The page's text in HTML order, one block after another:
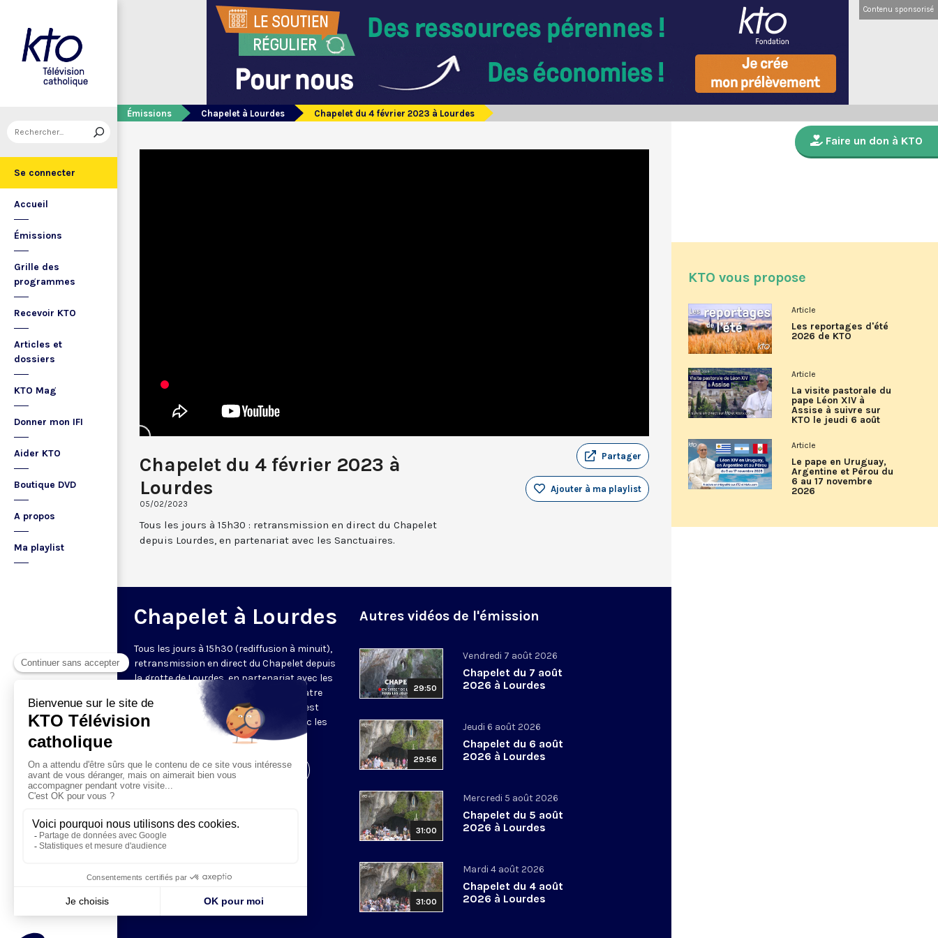
Se connecter
Accueil
Émissions
Grille des
programmes
Recevoir KTO
Articles et
dossiers
KTO Mag
Donner mon IFI
Aider KTO
Boutique DVD
A propos
Ma playlist
Contenu sponsorisé
Émissions Chapelet à Lourdes Chapelet du 4 février 2023 à Lourdes
Chapelet du 4 février 2023 à
Lourdes
05/02/2023
Partager
Ajouter à ma playlist
Tous les jours à 15h30 : retransmission en direct du Chapelet
depuis Lourdes, en partenariat avec les Sanctuaires.
Chapelet à Lourdes
Tous les jours à 15h30 (rediffusion à minuit),
retransmission en direct du Chapelet depuis
la grotte de Lourdes, en partenariat avec les
Sanctuaires. Chaque jour, l'une des quatre
méditations des mystères du Rosaire est
proposée en communion de prière avec les
Visiter la page de l'émission
Autres vidéos de l'émission
29:50
Vendredi 7 août 2026
Chapelet du 7 août
2026 à Lourdes
29:56
Jeudi 6 août 2026
Chapelet du 6 août
2026 à Lourdes
31:00
Mercredi 5 août 2026
Chapelet du 5 août
2026 à Lourdes
31:00
Mardi 4 août 2026
Chapelet du 4 août
2026 à Lourdes
Faire un don à KTO
KTO vous propose
Article
Les reportages d'été
2026 de KTO
Article
La visite pastorale du
pape Léon XIV à
Assise à suivre sur
KTO le jeudi 6 août
Article
Le pape en Uruguay,
Argentine et Pérou du
6 au 17 novembre
2026